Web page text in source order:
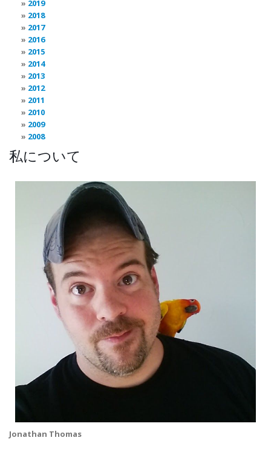
2019
2018
2017
2016
2015
2014
2013
2012
2011
2010
2009
2008
私について
Jonathan Thomas